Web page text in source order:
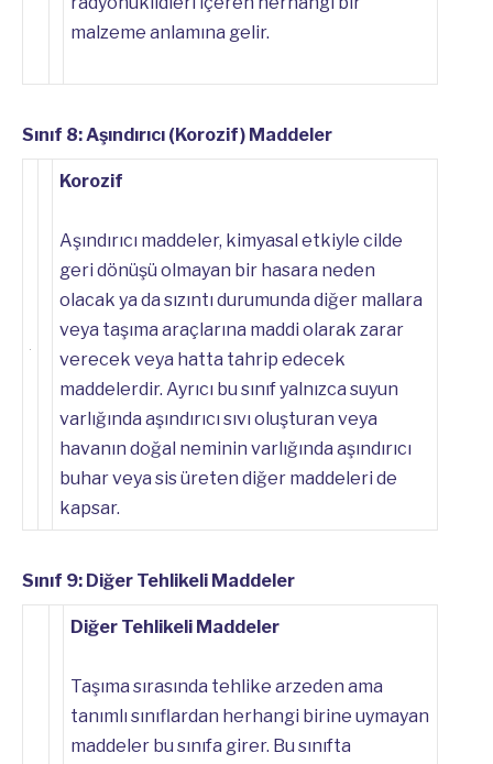
malzeme anlamına gelir.
Sınıf 8: Aşındırıcı (Korozif) Maddeler
Korozif
Aşındırıcı maddeler, kimyasal etkiyle cilde
geri dönüşü olmayan bir hasara neden
olacak ya da sızıntı durumunda diğer mallara
veya taşıma araçlarına maddi olarak zarar
verecek veya hatta tahrip edecek
maddelerdir. Ayrıcı bu sınıf yalnızca suyun
varlığında aşındırıcı sıvı oluşturan veya
havanın doğal neminin varlığında aşındırıcı
buhar veya sis üreten diğer maddeleri de
kapsar.
Sınıf 9: Diğer Tehlikeli Maddeler
Diğer Tehlikeli Maddeler
Taşıma sırasında tehlike arzeden ama
tanımlı sınıflardan herhangi birine uymayan
maddeler bu sınıfa girer. Bu sınıfta